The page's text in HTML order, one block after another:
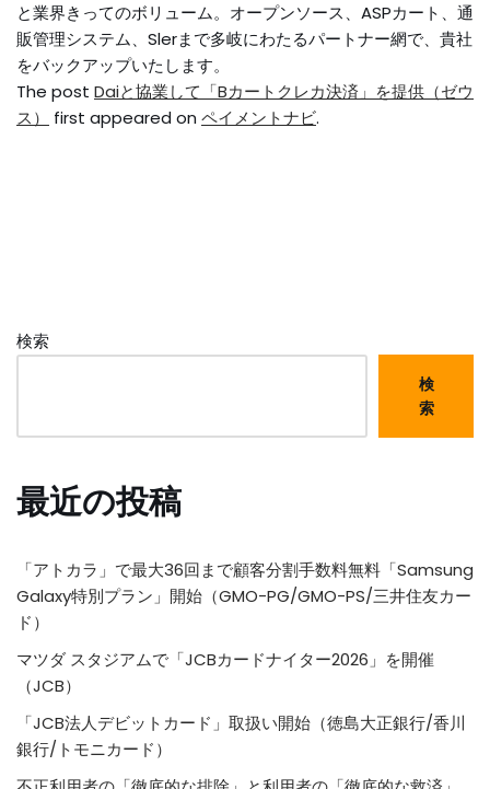
と業界きってのボリューム。オープンソース、ASPカート、通
販管理システム、Slerまで多岐にわたるパートナー網で、貴社
をバックアップいたします。
The post Daiと協業して「Bカートクレカ決済」を提供（ゼウ
ス）
first appeared on ペイメントナビ.
検索
検
索
最近の投稿
「アトカラ」で最大36回まで顧客分割手数料無料「Samsung
Galaxy特別プラン」開始（GMO-PG/GMO-PS/三井住友カー
ド）
マツダ スタジアムで「JCBカードナイター2026」を開催
（JCB）
「JCB法人デビットカード」取扱い開始（徳島大正銀行/香川
銀行/トモニカード）